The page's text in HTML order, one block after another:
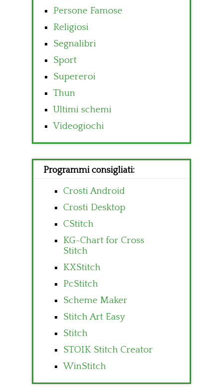
Persone Famose
Religiosi
Segnalibri
Sport
Supereroi
Thun
Ultimi schemi
Videogiochi
Programmi consigliati:
Crosti Android
Crosti Desktop
CStitch
KG-Chart for Cross
Stitch
KXStitch
PcStitch
Scheme Maker
Stitch Art Easy
Stitch
STOIK Stitch Creator
WinStitch